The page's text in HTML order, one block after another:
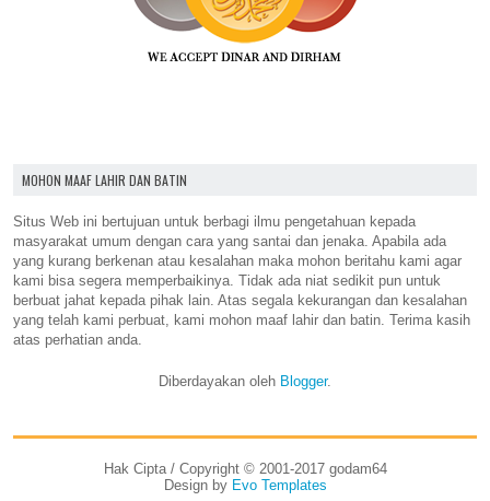
MOHON MAAF LAHIR DAN BATIN
Situs Web ini bertujuan untuk berbagi ilmu pengetahuan kepada
masyarakat umum dengan cara yang santai dan jenaka. Apabila ada
yang kurang berkenan atau kesalahan maka mohon beritahu kami agar
kami bisa segera memperbaikinya. Tidak ada niat sedikit pun untuk
berbuat jahat kepada pihak lain. Atas segala kekurangan dan kesalahan
yang telah kami perbuat, kami mohon maaf lahir dan batin. Terima kasih
atas perhatian anda.
Diberdayakan oleh Blogger.
Hak Cipta / Copyright © 2001-2017 godam64
Design by Evo Templates